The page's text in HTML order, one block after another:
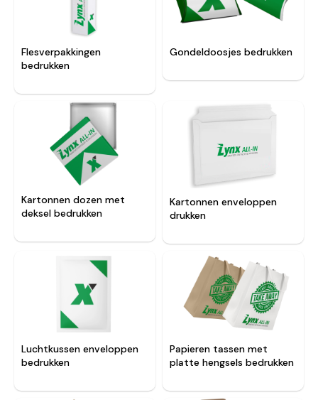
Flesverpakkingen
bedrukken
Gondeldoosjes bedrukken
Kartonnen dozen met
deksel bedrukken
Kartonnen enveloppen
drukken
Luchtkussen enveloppen
bedrukken
Papieren tassen met
platte hengsels bedrukken